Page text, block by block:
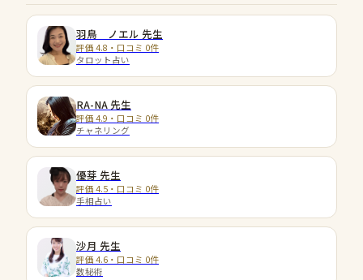
羽鳥 ノエル 先生
評価 4.8・口コミ 0件
タロット占い
RA-NA 先生
評価 4.9・口コミ 0件
チャネリング
優芽 先生
評価 4.5・口コミ 0件
手相占い
沙月 先生
評価 4.6・口コミ 0件
数秘術